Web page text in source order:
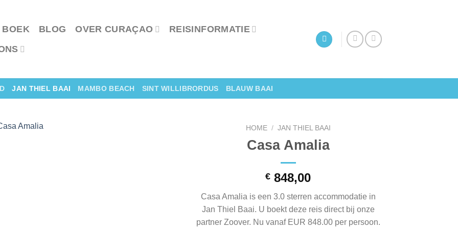
BOEK BLOG OVER CURAÇAO
REISINFORMATIE
JAN THIEL BAAI MAMBO BEACH SINT WILLIBRORDUS BLAUW BAAI
HOME / JAN THIEL BAAI
Casa Amalia
€ 848,00
Casa Amalia is een 3.0 sterren accommodatie in
Jan Thiel Baai. U boekt deze reis direct bij onze
partner Zoover. Nu vanaf EUR 848.00 per persoon.